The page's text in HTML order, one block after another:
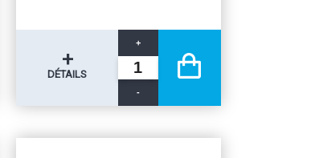
+
DÉTAILS
-
+